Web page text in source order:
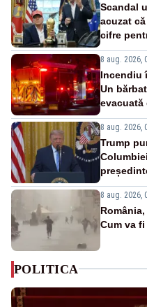
Scandal
acuzat
cifre
8 aug. 2026,
Incendiu
Un
evacuată
8 aug. 2026,
Trump
8 aug. 2026,
Cum va
POLITICA